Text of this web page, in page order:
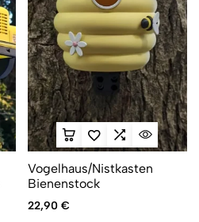
Vogelhaus/Nistkasten
Bienenstock
22,90 €